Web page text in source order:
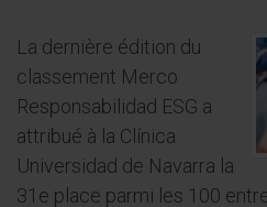
La dernière édition du
classement Merco
Responsabilidad ESG a
attribué à la Clínica
Universidad de Navarra la
31e place parmi les 100